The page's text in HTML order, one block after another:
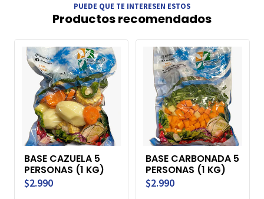
PUEDE QUE TE INTERESEN ESTOS
Productos recomendados
BASE CAZUELA 5
PERSONAS (1 KG)
$2.990
BASE CARBONADA 5
PERSONAS (1 KG)
$2.990